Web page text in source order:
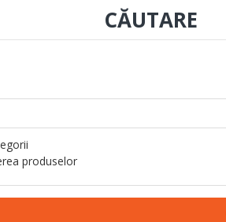
CĂUTARE
produselor